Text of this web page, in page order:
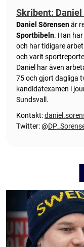
Skribent: Daniel
Daniel Sörensenär
Sportbibeln. Han
och har tidigare
och varit
Daniel har även
75 och gjort dagliga
kandidatexamen i
Sundsvall.
Kontakt:
Twitter: @